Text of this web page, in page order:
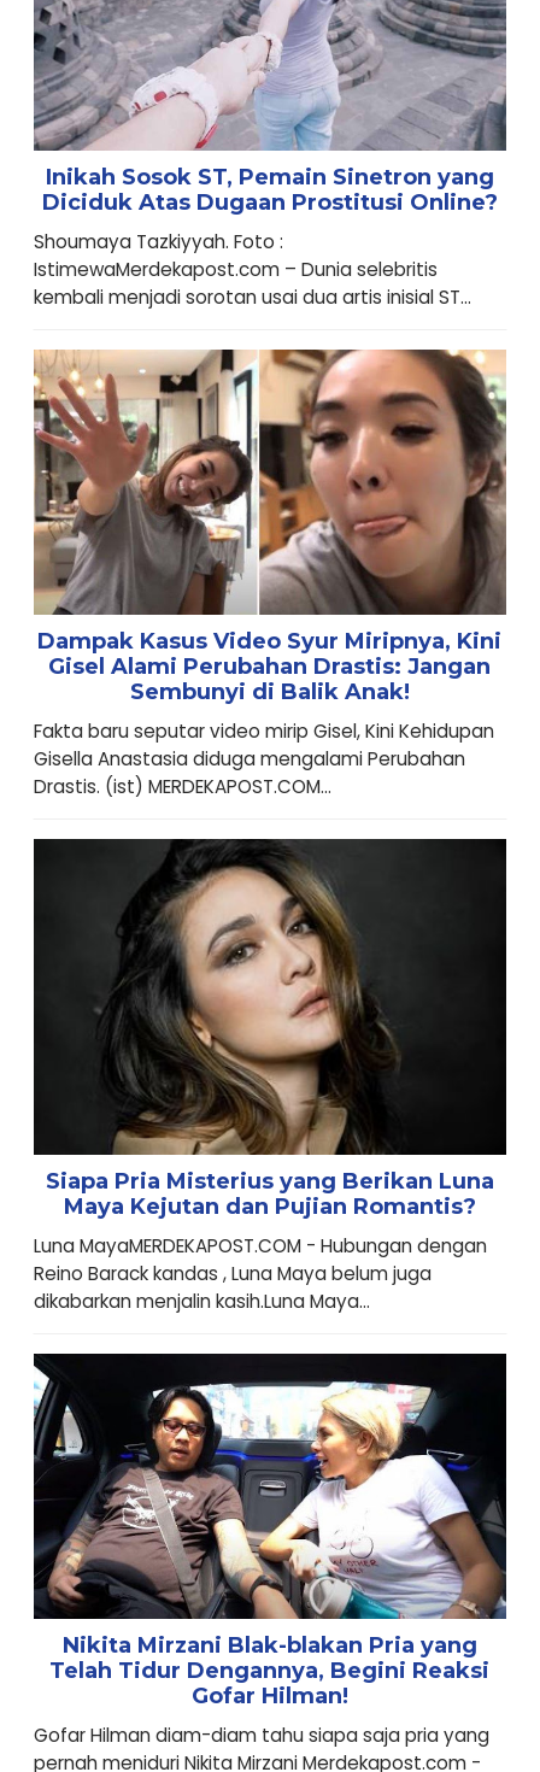
Inikah Sosok ST, Pemain Sinetron yang
Diciduk Atas Dugaan Prostitusi Online?
Shoumaya Tazkiyyah. Foto :
IstimewaMerdekapost.com – Dunia selebritis
kembali menjadi sorotan usai dua artis inisial ST...
Dampak Kasus Video Syur Miripnya, Kini
Gisel Alami Perubahan Drastis: Jangan
Sembunyi di Balik Anak!
Fakta baru seputar video mirip Gisel, Kini Kehidupan
Gisella Anastasia diduga mengalami Perubahan
Drastis. (ist) MERDEKAPOST.COM...
Siapa Pria Misterius yang Berikan Luna
Maya Kejutan dan Pujian Romantis?
Luna MayaMERDEKAPOST.COM - Hubungan dengan
Reino Barack kandas , Luna Maya belum juga
dikabarkan menjalin kasih.Luna Maya...
Nikita Mirzani Blak-blakan Pria yang
Telah Tidur Dengannya, Begini Reaksi
Gofar Hilman!
Gofar Hilman diam-diam tahu siapa saja pria yang
pernah meniduri Nikita Mirzani Merdekapost.com -